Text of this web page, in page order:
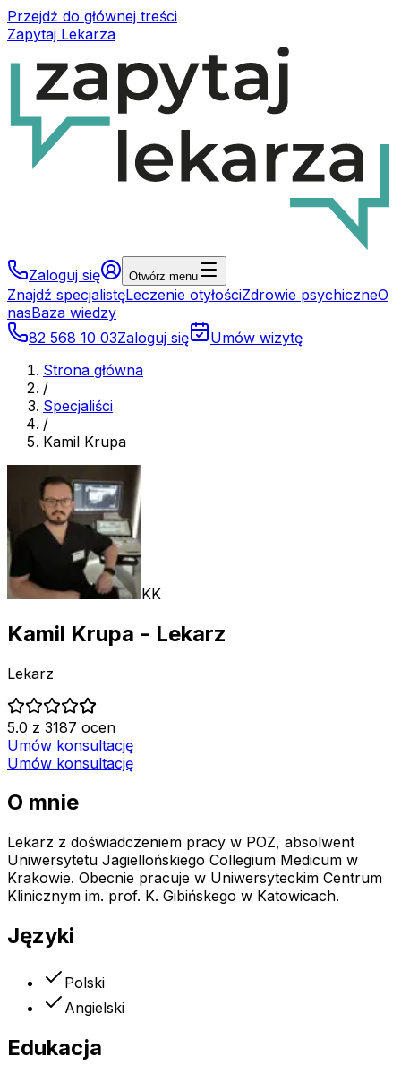
Przejdź do głównej treści
Zapytaj Lekarza
Zaloguj się Otwórz menu
Znajdź specjalistęLeczenie otyłościZdrowie psychiczneO
nasBaza wiedzy
82 568 10 03Zaloguj się
Umów wizytę
Strona główna
/
Specjaliści
/
Kamil Krupa
KK
Kamil Krupa - Lekarz
Lekarz
5.0 z 3187 ocen
Umów konsultację
Umów konsultację
O mnie
Lekarz z doświadczeniem pracy w POZ, absolwent
Uniwersytetu Jagiellońskiego Collegium Medicum w
Krakowie. Obecnie pracuje w Uniwersyteckim Centrum
Klinicznym im. prof. K. Gibińskego w Katowicach.
Języki
Polski
Angielski
Edukacja